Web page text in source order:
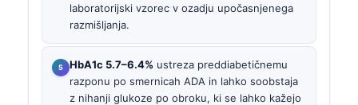
laboratorijski vzorec v ozadju upočasnjenega
razmišljanja.
HbA1c 5.7–6.4% ustreza preddiabetičnemu
razponu po smernicah ADA in lahko soobstaja
z nihanji glukoze po obroku, ki se lahko kažejo